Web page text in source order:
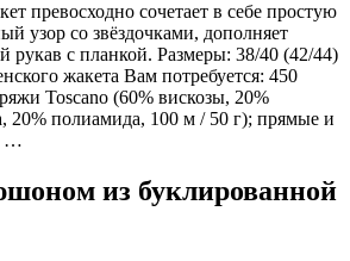
превосходно сочетает в себе простую
узор со звёздочками, дополняет
рукав с планкой. Размеры: 38/40 (42/44)
жакета Вам потребуется: 450
Toscano (60% вискозы, 20%
20% полиамида, 100 м / 50 г); прямые и
…
из буклированной